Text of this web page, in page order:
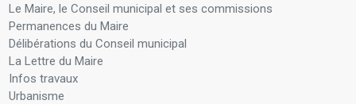
Le Maire, le Conseil municipal et ses commissions
Permanences du Maire
Délibérations du Conseil municipal
La Lettre du Maire
Infos travaux
Urbanisme